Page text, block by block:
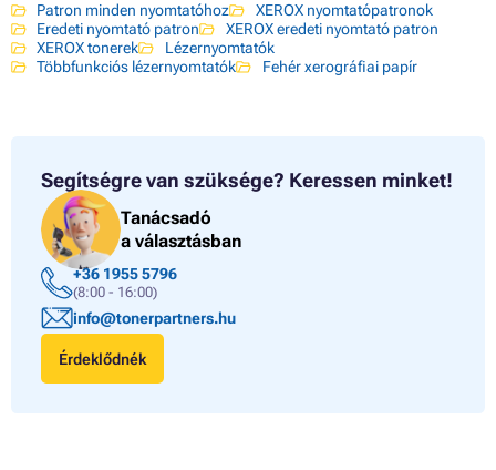
Patron minden nyomtatóhoz
XEROX nyomtatópatronok
Eredeti nyomtató patron
XEROX eredeti nyomtató patron
XEROX tonerek
Lézernyomtatók
Többfunkciós lézernyomtatók
Fehér xerográfiai papír
Segítségre van szüksége? Keressen minket!
Tanácsadó
a választásban
+36 1955 5796
(8:00 - 16:00)
info@tonerpartners.hu
Érdeklődnék